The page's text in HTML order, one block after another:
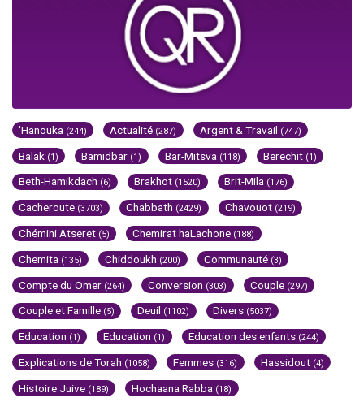
'Hanouka (244) Actualité (287) Argent & Travail (747)
Balak (1) Bamidbar (1) Bar-Mitsva (118) Berechit (1)
Beth-Hamikdach (6) Brakhot (1520) Brit-Mila (176)
Cacheroute (3703) Chabbath (2429) Chavouot (219)
Chémini Atseret (5) Chemirat haLachone (188)
Chemita (135) Chiddoukh (200) Communauté (3)
Compte du Omer (264) Conversion (303) Couple (297)
Couple et Famille (5) Deuil (1102) Divers (5037)
Education (1) Education (1) Education des enfants (244)
Explications de Torah (1058) Femmes (316) Hassidout (4)
Histoire Juive (189) Hochaana Rabba (18)